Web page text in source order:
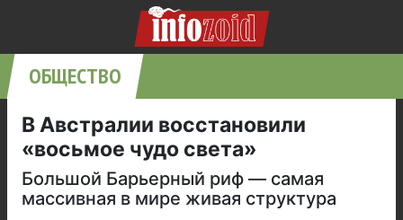
ОБЩЕСТВО
В Австралии восстановили
«восьмое чудо света»
Большой Барьерный риф — самая
массивная в мире живая структура